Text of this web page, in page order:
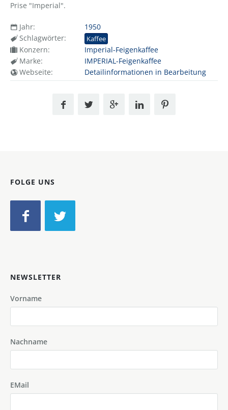
Prise "Imperial".
Jahr:
1950
Schlagwörter:
Kaffee
Konzern:
Imperial-Feigenkaffee
Marke:
IMPERIAL-Feigenkaffee
Webseite:
Detailinformationen in Bearbeitung
FOLGE UNS
NEWSLETTER
Vorname
Nachname
EMail